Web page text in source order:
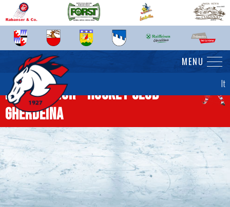
It
MENU
News senior - Hockey Club
Gherdëina